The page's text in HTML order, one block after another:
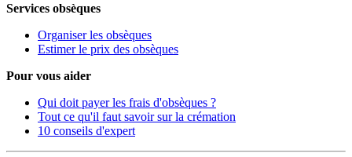
Services obsèques
Organiser les obsèques
Estimer le prix des obsèques
Pour vous aider
Qui doit payer les frais d'obsèques ?
Tout ce qu'il faut savoir sur la crémation
10 conseils d'expert